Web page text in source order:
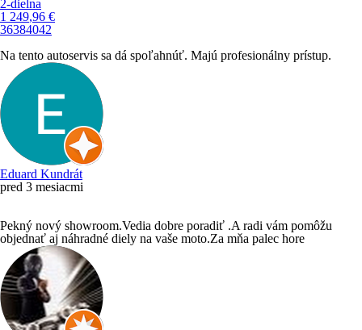
2-dielna
1 249,96 €
36384042
Na tento autoservis sa dá spoľahnúť. Majú profesionálny prístup.
Eduard Kundrát
pred 3 mesiacmi
Pekný nový showroom.Vedia dobre poradiť .A radi vám pomôžu
objednať aj náhradné diely na vaše moto.Za mňa palec hore